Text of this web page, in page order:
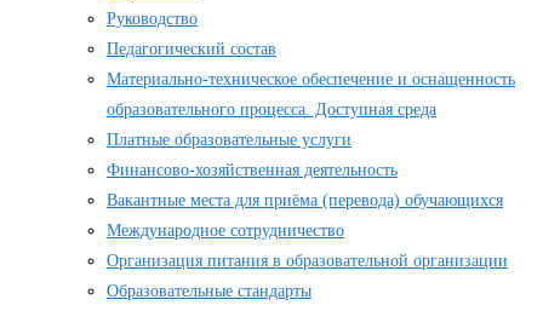
Руководство
Педагогический состав
Материально-техническое обеспечение и оснащенность
образовательного процесса. Доступная среда
Платные образовательные услуги
Финансово-хозяйственная деятельность
Вакантные места для приёма (перевода) обучающихся
Международное сотрудничество
Организация питания в образовательной организации
Образовательные стандарты